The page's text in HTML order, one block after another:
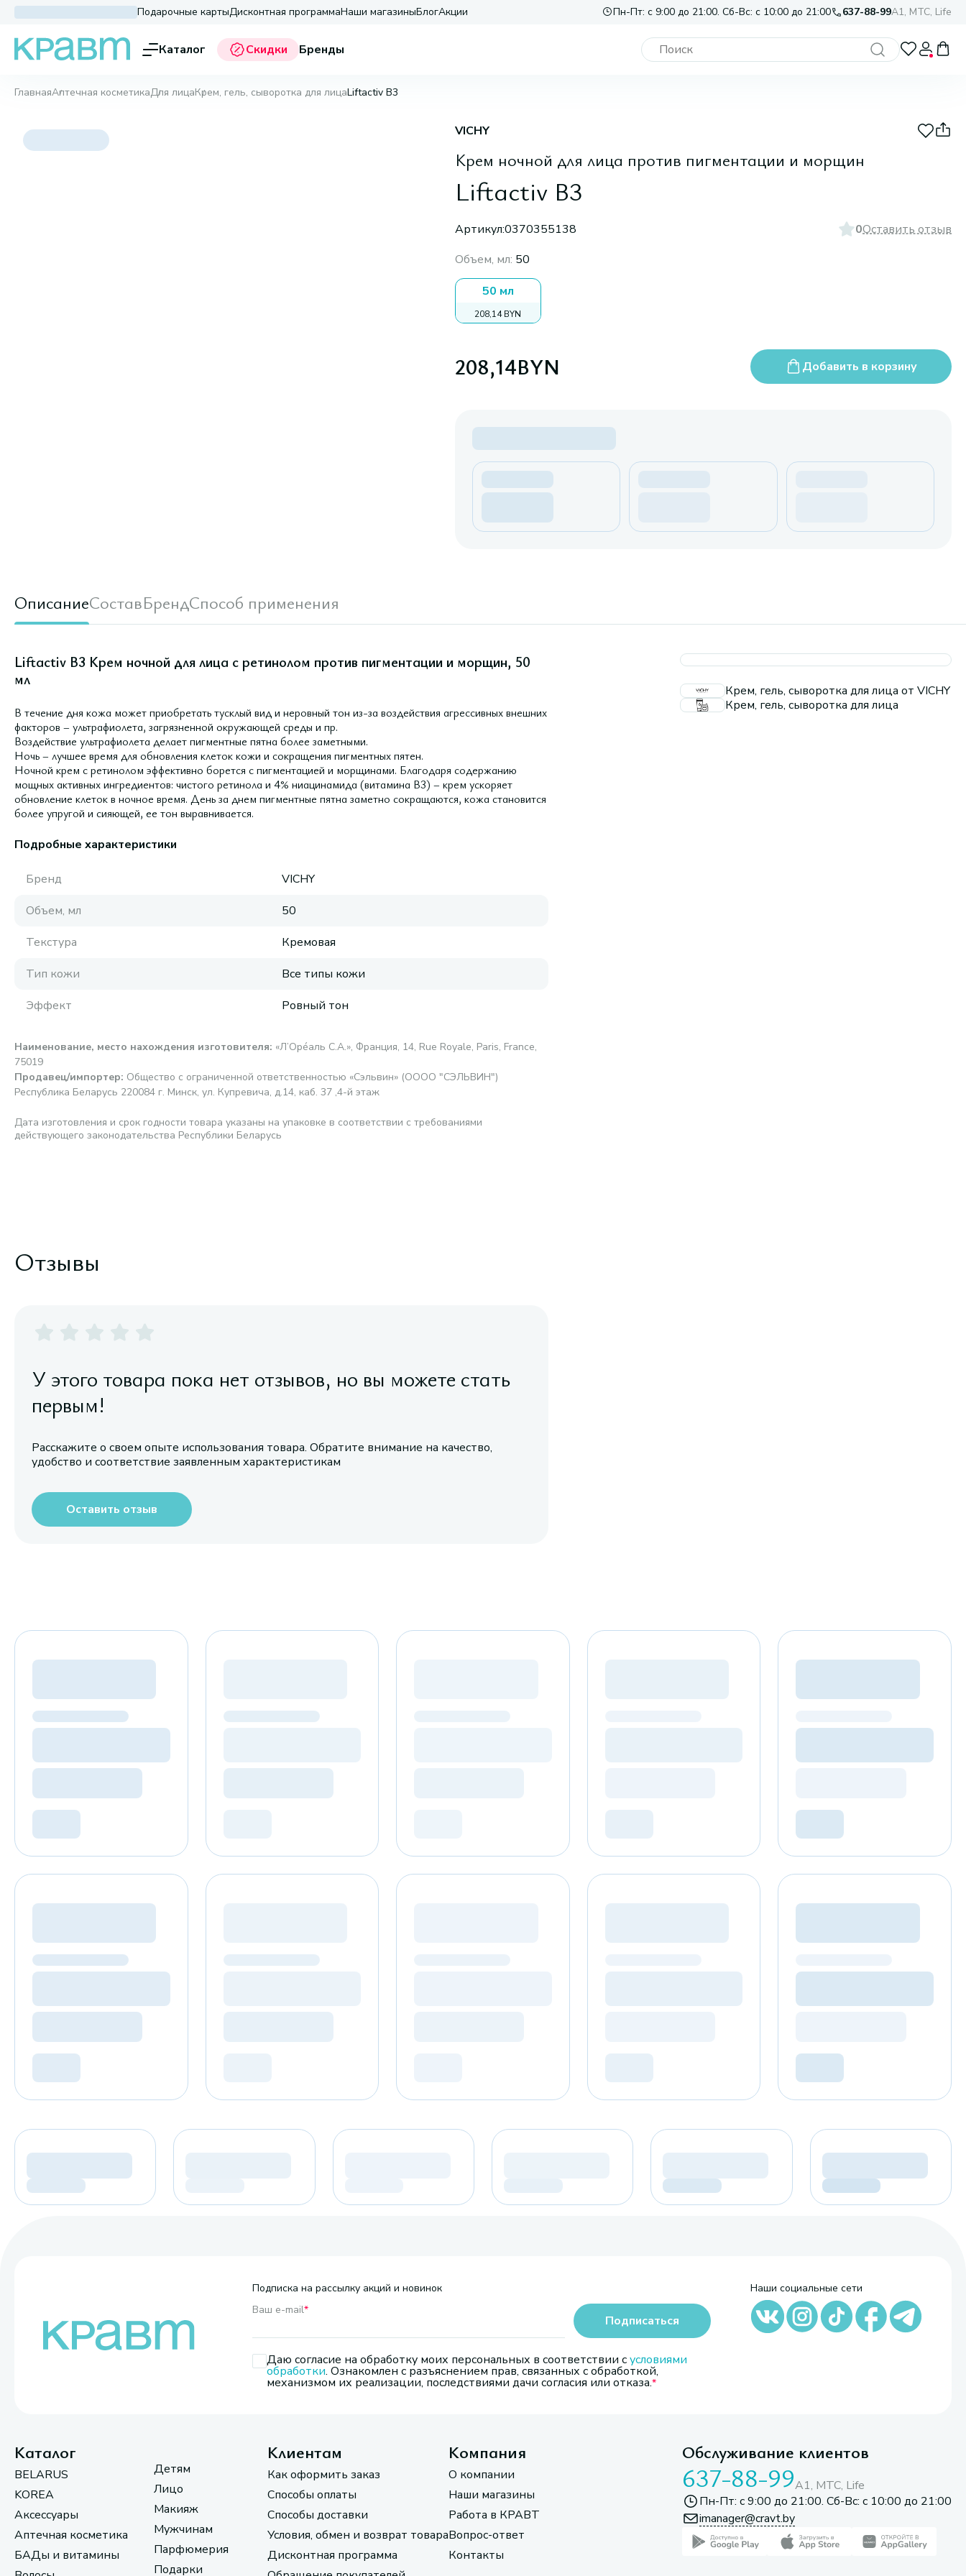
Подарочные картыДисконтная программаНаши магазиныБлогАкции Пн-Пт: с 9:00 до 21:00. Сб-Вс: с 10:00 до 21:00 637-88-99A1, МТС, Life
Каталог Скидки Бренды
ГлавнаяАптечная косметикаДля лицаКрем, гель, сыворотка для лицаLiftactiv B3
VICHY
Крем ночной для лица против пигментации и морщин
Liftactiv B3
Артикул:0370355138 0Оставить отзыв
Объем, мл: 50
50 мл
208,14 BYN
208,14BYN Добавить в корзину
ОписаниеСоставБрендСпособ применения
Liftactiv B3 Крем ночной для лица с ретинолом против пигментации и морщин, 50
мл
В течение дня кожа может приобретать тусклый вид и неровный тон из-за воздействия агрессивных внешних
факторов – ультрафиолета, загрязненной окружающей среды и пр.
Воздействие ультрафиолета делает пигментные пятна более заметными.
Ночь – лучшее время для обновления клеток кожи и сокращения пигментных пятен.
Ночной крем с ретинолом эффективно борется с пигментацией и морщинами. Благодаря содержанию
мощных активных ингредиентов: чистого ретинола и 4% ниацинамида (витамина B3) – крем ускоряет
обновление клеток в ночное время. День за днем пигментные пятна заметно сокращаются, кожа становится
более упругой и сияющей, ее тон выравнивается.
Подробные характеристики
Бренд
VICHY
Объем, мл
50
Текстура
Кремовая
Тип кожи
Все типы кожи
Эффект
Ровный тон
Наименование, место нахождения изготовителя: «Л’Орéаль С.А.», Франция, 14, Rue Royale, Paris, France,
75019
Продавец/импортер: Общество с ограниченной ответственностью «Сэльвин» (ОООО "СЭЛЬВИН")
Республика Беларусь 220084 г. Минск, ул. Купревича, д.14, каб. 37 ,4-й этаж
Дата изготовления и срок годности товара указаны на упаковке в соответствии с требованиями
действующего законодательства Республики Беларусь
Крем, гель, сыворотка для лица от VICHY
Крем, гель, сыворотка для лица
Отзывы
У этого товара пока нет отзывов, но вы можете стать
первым!
Расскажите о своем опыте использования товара. Обратите внимание на качество,
удобство и соответствие заявленным характеристикам
Оставить отзыв
Подписка на рассылку акций и новинок
Ваш e-mail*
Даю согласие на обработку моих персональных в соответствии сусловиями
обработки. Ознакомлен с разъяснением прав, связанных с обработкой,
механизмом их реализации, последствиями дачи согласия или отказа.
Подписаться
Наши социальные сети
Каталог
BELARUS
KOREA
Аксессуары
Аптечная косметика
БАДы и витамины
Детям
Лицо
Макияж
Мужчинам
Парфюмерия
Подарки
Клиентам
Как оформить заказ
Способы оплаты
Способы доставки
Условия, обмен и возврат товара
Дисконтная программа
Компания
О компании
Наши магазины
Работа в КРАВТ
Вопрос-ответ
Контакты
Обслуживание клиентов
637-88-99A1, МТС, Life
Пн-Пт: с 9:00 до 21:00. Сб-Вс: с 10:00 до 21:00
imanager@cravt.by